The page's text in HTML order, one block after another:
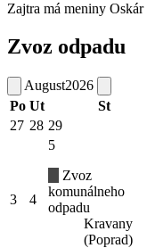
Zajtra má meniny Oskár
Zvoz odpadu
August2026
Po Ut St
27 28 29
3 4
5
Zvoz
komunálneho
odpadu
Kravany
(Poprad)